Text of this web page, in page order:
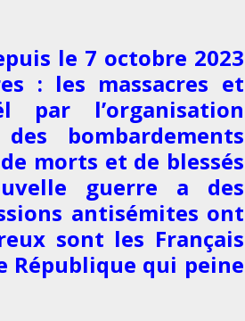
le 7 octobre 2023
: les massacres et
par l’organisation
bombardements
morts et de blessés
guerre a des
antisémites ont
sont les Français
République qui peine